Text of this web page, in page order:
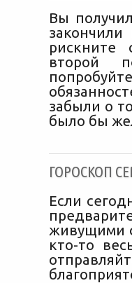
Вы
рискните
второй
забыли о
было бы
ГОРОСКОП
Если
живущими
кто-то